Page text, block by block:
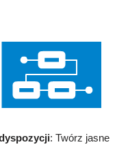
: Twórz jasne